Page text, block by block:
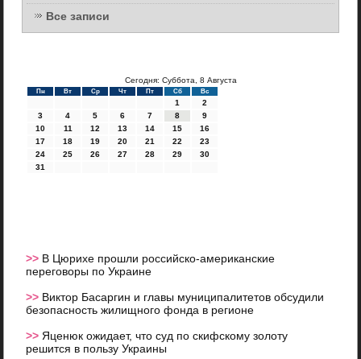
Все записи
Сегодня: Суббота, 8 Августа
Пн Вт Ср Чт Пт Сб Вс
1
2
3
4 5 6 7 8
9
10
11 12 13 14 15
16
17
18 19 20 21 22
23
24
25 26 27 28 29
30
31
>> В Цюрихе прошли российско-американские
переговоры по Украине
>> Виктор Басаргин и главы муниципалитетов обсудили
безопасность жилищного фонда в регионе
>> Яценюк ожидает, что суд по скифскому золоту
решится в пользу Украины